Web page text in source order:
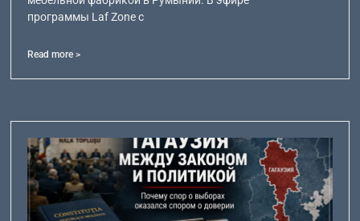
программы Laf Zone с
Read more >